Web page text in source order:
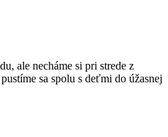
ale necháme si pri strede z
sa spolu s deťmi do úžasnej